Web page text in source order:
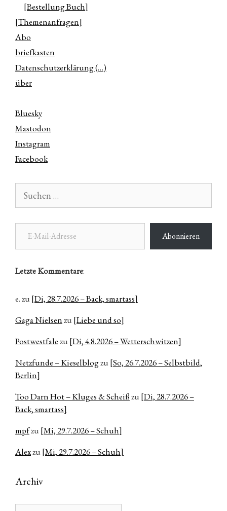
[Bestellung Buch]
[Themenanfragen]
Abo
briefkasten
Datenschutzerklärung (…)
über
Bluesky
Mastodon
Instagram
Facebook
nach:
E-Mail-Adresse
Abonnieren
Letzte Kommentare:
e.zu [Di, 28.7.2026 – Back, smartass]
Gaga Nielsenzu [Liebe und so]
Postwestfalezu [Di, 4.8.2026 – Wetterschwitzen]
Netzfunde – Kieselblogzu [So, 26.7.2026 – Selbstbild,
Berlin]
Too Darn Hot – Kluges & Scheißzu [Di, 28.7.2026 –
Back, smartass]
mpfzu [Mi, 29.7.2026 – Schuh]
Alexzu [Mi, 29.7.2026 – Schuh]
Archiv